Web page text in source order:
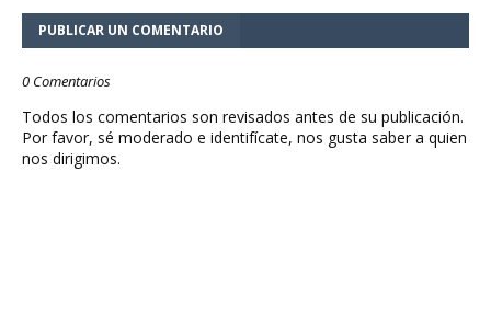
PUBLICAR UN COMENTARIO
0 Comentarios
Todos los comentarios son revisados antes de su publicación.
Por favor, sé moderado e identifícate, nos gusta saber a quien
nos dirigimos.